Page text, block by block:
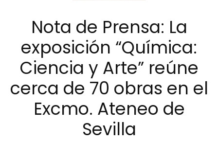
Nota de Prensa: La
exposición “Química:
Ciencia y Arte” reúne
cerca de 70 obras en el
Excmo. Ateneo de
Sevilla